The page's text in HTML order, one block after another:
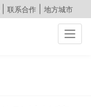
联系合作 地方城市